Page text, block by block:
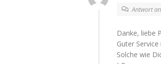
Antwort an
Danke, liebe
Guter
Solche wie